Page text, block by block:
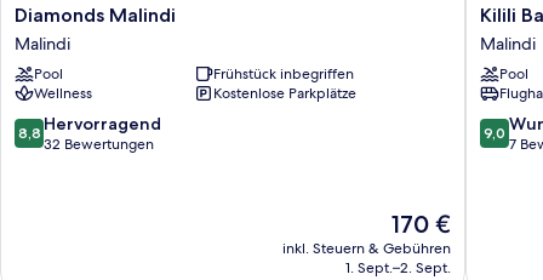
Diamonds
Malindi
Malindi
Diamonds Malindi
Malindi
Pool
Frühstück inbegriffen
Wellness
Kostenlose Parkplätze
8.8
von
8,8 Hervorragend
32 Bewertungen
Der
Preis
beträgt
170 €
inkl. Steuern & Gebühren
1. Sept.–2. Sept.
Kilili
Baharini
Resort
&
Spa
Malindi
Kilili
Malindi
Pool
9.0
von
9,0
7